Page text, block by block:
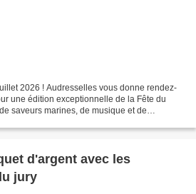
2026 ! Audresselles vous donne rendez-
une édition exceptionnelle de la Fête du
saveurs marines, de musique et de
d'argent avec les
jury